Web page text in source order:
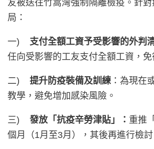
友被送往竹篙灣強制隔離檢疫。針
局：
一) 支付全額工資予受影響的外判
任向受影響的工友支付全額工資，
二) 提升防疫裝備及訓練 ：為現在
教學，避免增加感染風險。
三) 發放「抗疫辛勞津貼」： 重推
個月（1月至3月），其後再進行檢討